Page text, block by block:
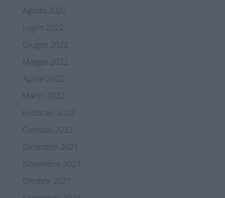
Agosto 2022
Luglio 2022
Giugno 2022
Maggio 2022
Aprile 2022
Marzo 2022
Febbraio 2022
Gennaio 2022
Dicembre 2021
Novembre 2021
Ottobre 2021